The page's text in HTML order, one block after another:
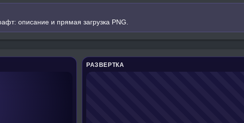
описание и прямая загрузка PNG.
РАЗВЕРТКА